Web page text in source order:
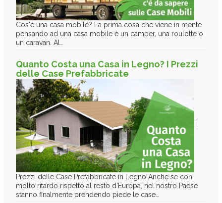
Cos'è una casa mobile? La prima cosa che viene in mente
pensando ad una casa mobile è un camper, una roulotte o
un caravan. Al…
Quanto Costa una Casa in Legno? I Prezzi
delle Case Prefabbricate
Prezzi delle Case Prefabbricate in Legno Anche se con
molto ritardo rispetto al resto d'Europa, nel nostro Paese
stanno finalmente prendendo piede le case…